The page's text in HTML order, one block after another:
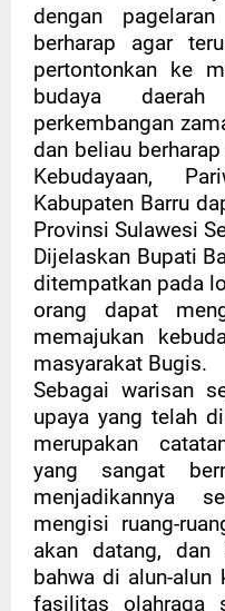
dengan
berharap agar
pertontonkan ke
budaya
perkembangan
dan beliau
Kebudayaan,
Kabupaten Barru
Provinsi Sulawesi
Dijelaskan Bupati
ditempatkan pada
orang dapat
memajukan
masyarakat Bugis.
Sebagai warisan
upaya yang telah
merupakan
yang sangat
menjadikannya
mengisi ruang-
akan datang, dan
bahwa di alun-alun
fasilitas olahraga